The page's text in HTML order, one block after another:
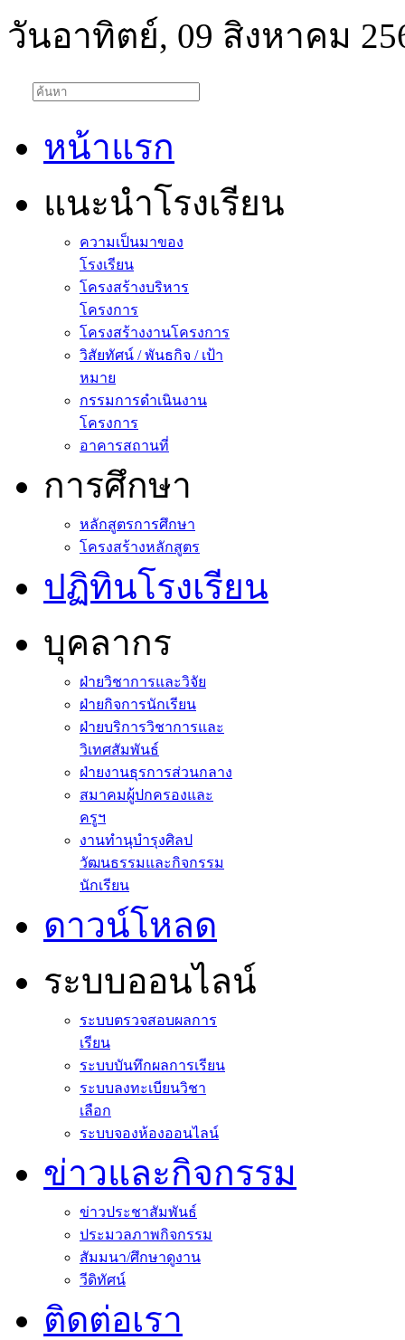
วันอาทิตย์, 09 สิงหาคม
หน้าแรก
แนะนำโรงเรียน
ความเป็นมาของ
โรงเรียน
โครงสร้างบริหาร
โครงการ
โครงสร้างงานโครงการ
วิสัยทัศน์ / พันธกิจ / เป้า
หมาย
กรรมการดำเนินงาน
โครงการ
อาคารสถานที่
การศึกษา
หลักสูตรการศึกษา
โครงสร้างหลักสูตร
ปฏิทินโรงเรียน
บุคลากร
ฝ่ายวิชาการและวิจัย
ฝ่ายกิจการนักเรียน
ฝ่ายบริการวิชาการและ
วิเทศสัมพันธ์
ฝ่ายงานธุรการส่วนกลาง
สมาคมผู้ปกครองและ
ครูฯ
งานทำนุบำรุงศิลป
วัฒนธรรมและกิจกรรม
นักเรียน
ดาวน์โหลด
ระบบออนไลน์
ระบบตรวจสอบผลการ
เรียน
ระบบบันทึกผลการเรียน
ระบบลงทะเบียนวิชา
เลือก
ระบบจองห้องออนไลน์
ข่าวและกิจกรรม
ข่าวประชาสัมพันธ์
ประมวลภาพกิจกรรม
สัมมนา/ศึกษาดูงาน
วีดิทัศน์
ติดต่อเรา